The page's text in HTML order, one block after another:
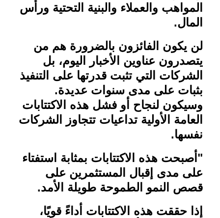
المواهب والعملاء والبنية التحتية ورأس
المال.
لن يكون الفائزون بالضرورة هم من
يتصدرون عناوين الأخبار اليوم، بل
الشركات التي تثبت قدرتها على التنفيذ
بثبات على مدى سنوات عديدة.
وسيكون لنجاح أو فشل هذه الاكتتابات
العامة الأولية تداعيات تتجاوز الشركات
نفسها.
"أصبحت هذه الاكتتابات بمثابة استفتاء
على مدى إقبال المستثمرين على
قصص النمو الطموحة طويلة الأمد.
إذا حققت هذه الاكتتابات أداءً قويًا،